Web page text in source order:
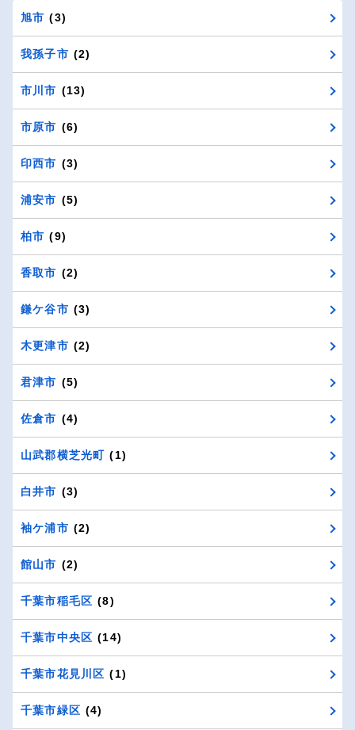
旭市 (3)
我孫子市 (2)
市川市 (13)
市原市 (6)
印西市 (3)
浦安市 (5)
柏市 (9)
香取市 (2)
鎌ケ谷市 (3)
木更津市 (2)
君津市 (5)
佐倉市 (4)
山武郡横芝光町 (1)
白井市 (3)
袖ケ浦市 (2)
館山市 (2)
千葉市稲毛区 (8)
千葉市中央区 (14)
千葉市花見川区 (1)
千葉市緑区 (4)